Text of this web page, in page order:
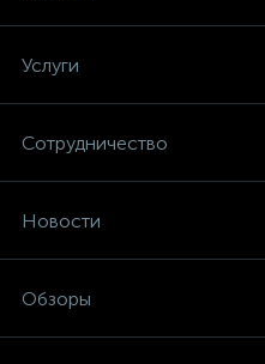
Услуги
Сотрудничество
Новости
Обзоры